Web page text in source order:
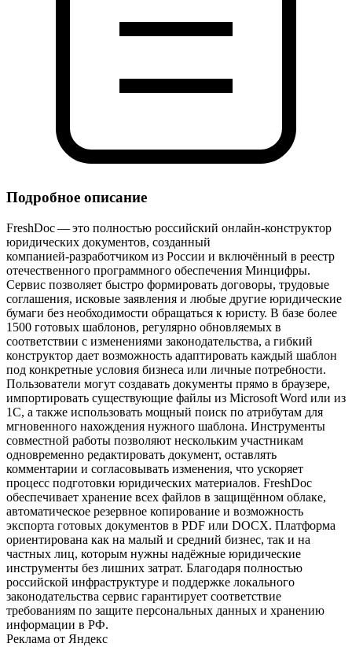
Подробное описание
FreshDoc — это полностью российский онлайн‑конструктор
юридических документов, созданный
компанией‑разработчиком из России и включённый в реестр
отечественного программного обеспечения Минцифры.
Сервис позволяет быстро формировать договоры, трудовые
соглашения, исковые заявления и любые другие юридические
бумаги без необходимости обращаться к юристу. В базе более
1500 готовых шаблонов, регулярно обновляемых в
соответствии с изменениями законодательства, а гибкий
конструктор дает возможность адаптировать каждый шаблон
под конкретные условия бизнеса или личные потребности.
Пользователи могут создавать документы прямо в браузере,
импортировать существующие файлы из Microsoft Word или из
1С, а также использовать мощный поиск по атрибутам для
мгновенного нахождения нужного шаблона. Инструменты
совместной работы позволяют нескольким участникам
одновременно редактировать документ, оставлять
комментарии и согласовывать изменения, что ускоряет
процесс подготовки юридических материалов. FreshDoc
обеспечивает хранение всех файлов в защищённом облаке,
автоматическое резервное копирование и возможность
экспорта готовых документов в PDF или DOCX. Платформа
ориентирована как на малый и средний бизнес, так и на
частных лиц, которым нужны надёжные юридические
инструменты без лишних затрат. Благодаря полностью
российской инфраструктуре и поддержке локального
законодательства сервис гарантирует соответствие
требованиям по защите персональных данных и хранению
информации в РФ.
Реклама от Яндекс